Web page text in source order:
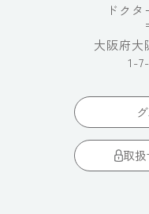
ドク
大阪府大
1-
取